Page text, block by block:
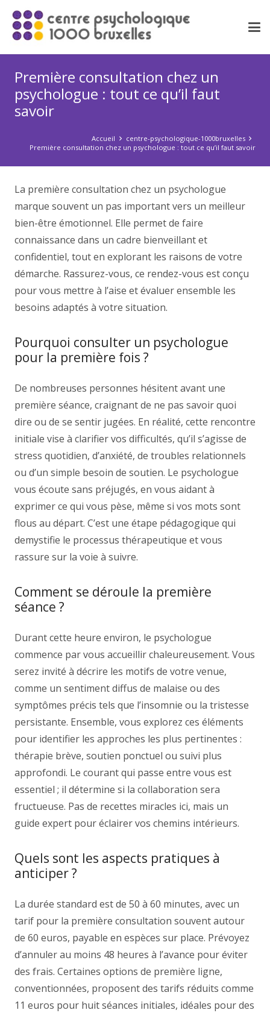
Première consultation chez un
psychologue : tout ce qu’il faut
savoir
Accueil
centre-psychologique-1000bruxelles
Première consultation chez un psychologue : tout ce qu’il faut savoir
La première consultation chez un psychologue
marque souvent un pas important vers un meilleur
bien-être émotionnel. Elle permet de faire
connaissance dans un cadre bienveillant et
confidentiel, tout en explorant les raisons de votre
démarche. Rassurez-vous, ce rendez-vous est conçu
pour vous mettre à l’aise et évaluer ensemble les
besoins adaptés à votre situation.
Pourquoi consulter un psychologue
pour la première fois ?
De nombreuses personnes hésitent avant une
première séance, craignant de ne pas savoir quoi
dire ou de se sentir jugées. En réalité, cette rencontre
initiale vise à clarifier vos difficultés, qu’il s’agisse de
stress quotidien, d’anxiété, de troubles relationnels
ou d’un simple besoin de soutien. Le psychologue
vous écoute sans préjugés, en vous aidant à
exprimer ce qui vous pèse, même si vos mots sont
flous au départ. C’est une étape pédagogique qui
demystifie le processus thérapeutique et vous
rassure sur la voie à suivre.
Comment se déroule la première
séance ?
Durant cette heure environ, le psychologue
commence par vous accueillir chaleureusement. Vous
serez invité à décrire les motifs de votre venue,
comme un sentiment diffus de malaise ou des
symptômes précis tels que l’insomnie ou la tristesse
persistante. Ensemble, vous explorez ces éléments
pour identifier les approches les plus pertinentes :
thérapie brève, soutien ponctuel ou suivi plus
approfondi. Le courant qui passe entre vous est
essentiel ; il détermine si la collaboration sera
fructueuse. Pas de recettes miracles ici, mais un
guide expert pour éclairer vos chemins intérieurs.
Quels sont les aspects pratiques à
anticiper ?
La durée standard est de 50 à 60 minutes, avec un
tarif pour la première consultation souvent autour
de 60 euros, payable en espèces sur place. Prévoyez
d’annuler au moins 48 heures à l’avance pour éviter
des frais. Certaines options de première ligne,
conventionnées, proposent des tarifs réduits comme
11 euros pour huit séances initiales, idéales pour des